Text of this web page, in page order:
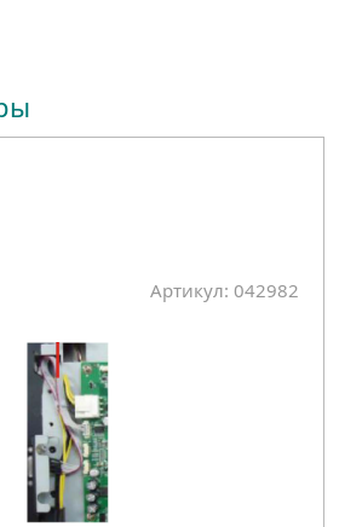
Артикул: 042982